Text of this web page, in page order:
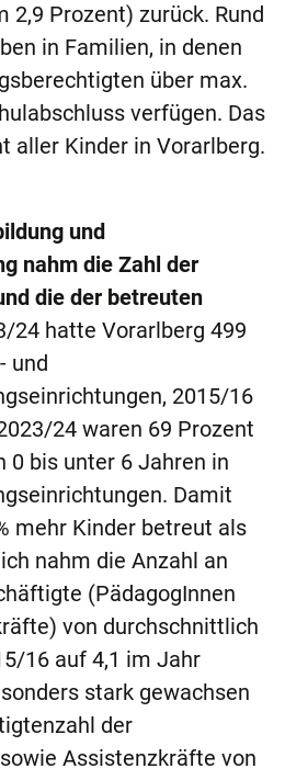
2,9 Prozent) zurück. Rund
in Familien, in denen
über max.
verfügen. Das
aller Kinder in Vorarlberg.
und
nahm die Zahl der
die der betreuten
24 hatte Vorarlberg 499
und
2015/16
24 waren 69 Prozent
0 bis unter 6 Jahren in
Damit
mehr Kinder betreut als
nahm die Anzahl an
(PädagogInnen
von durchschnittlich
16 auf 4,1 im Jahr
stark gewachsen
der
Assistenzkräfte von